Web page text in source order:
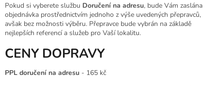
Pokud si vyberete službu Doručení na adresu, bude Vám zaslána
objednávka prostřednictvím jednoho z výše uvedených přepravců,
avšak bez možnosti výběru. Přepravce bude vybrán na základě
nejlepších referencí a služeb pro Vaší lokalitu.
CENY DOPRAVY
PPL doručení na adresu - 165 kč